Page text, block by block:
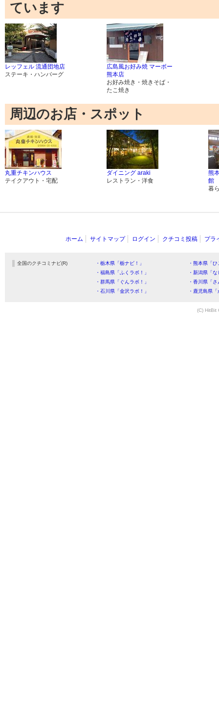
ています
レッフェル 流通団地店
ステーキ・ハンバーグ
広島風お好み焼 マーボー
熊本店
お好み焼き・焼きそば・
たこ焼き
周辺のお店・スポット
丸重チキンハウス
テイクアウト・宅配
ダイニング araki
レストラン・洋食
熊
館
暮
ホーム サイトマップ ログイン クチコミ投稿 プラ
全国のクチコミナビ(R) ・栃木県「栃ナビ！」
・熊本県「
・福島県「ふくラボ！」
・新潟県「
・群馬県「ぐんラボ！」
・香川県「
・石川県「金沢ラボ！」
・鹿児島県
(C) HitBit